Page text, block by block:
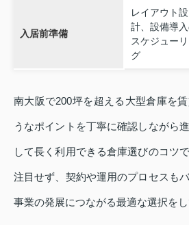
入居前準備
レイアウト設
計、設備導
スケジュー
グ
南大阪で200坪を超える大型倉庫を
うなポイントを丁寧に確認しながら
して長く利用できる倉庫選びのコツ
注目せず、契約や運用のプロセスも
事業の発展につながる最適な選択をし